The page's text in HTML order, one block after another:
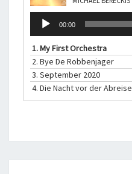
Audio-
Player
00:00
1.My First Orchestra
2. Bye De Robbenjager
3. September 2020
4. Die Nacht vor der Abreise